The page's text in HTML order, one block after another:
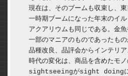
現在は、そのブームも収束し、
一時期ブームになった年末のイ
アクアリウムも同じである。金
一部のマニアのものであったも
品種改良、品評会からインテリ
時代の変化は、商品を含めたモ
sightseeingがsight doingに変わ